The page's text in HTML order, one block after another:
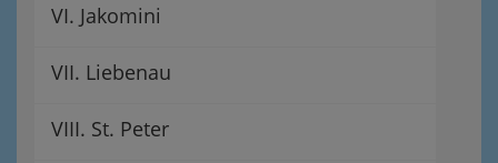
VI. Jakomini
VII. Liebenau
VIII. St. Peter